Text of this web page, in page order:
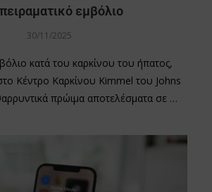
εμβόλιο
30/11/2025
κατά του καρκίνου του ήπατος,
Κέντρο Καρκίνου Kimmel του Johns
πρώιμα αποτελέσματα σε …